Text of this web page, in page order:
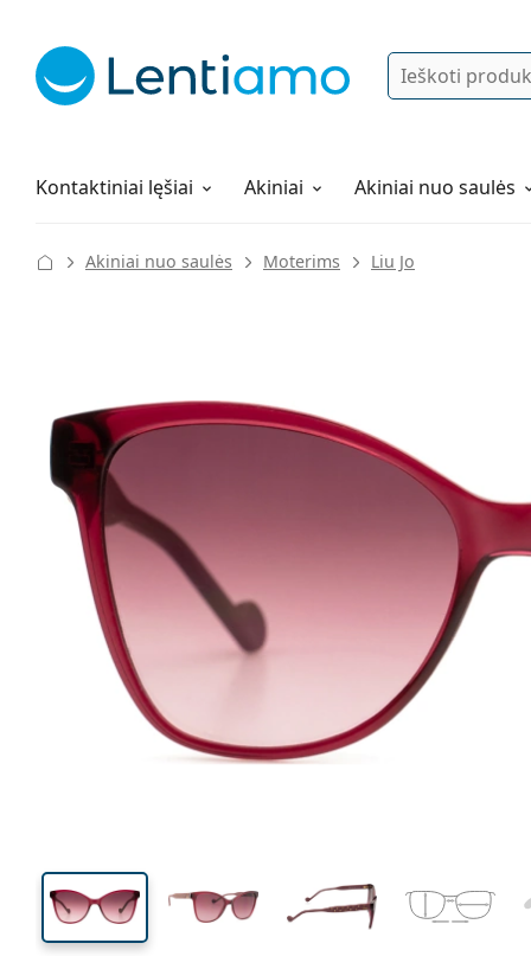
Ieškoti
Kontaktiniai lęšiai
Lęšių tirpalai Akiniai Akiniai nuo saulės
Viskas apie apsipirkimą pas mus
Akiniai nuo saulės Moterims Liu Jo
48 mm
Lęšio aukštis Lęšio plotis